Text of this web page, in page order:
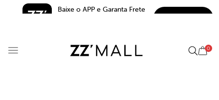
Baixe o APP e Garanta Frete
0